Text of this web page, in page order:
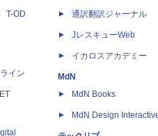
T-OD
イン
通訳翻訳ジャーナル
JレスキューWeb
イカロスアカデミー
MdN
MdN Books
MdN Design